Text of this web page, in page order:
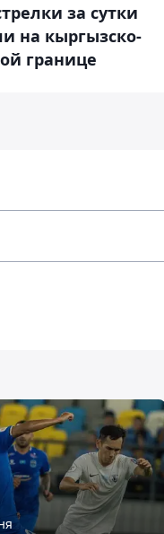
за сутки
на кыргызско-
границе